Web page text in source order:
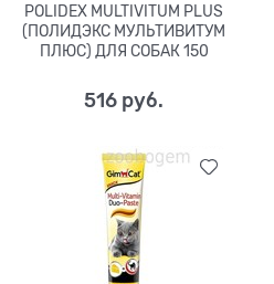
POLIDEX MULTIVITUM PLUS
(ПОЛИДЭКС МУЛЬТИВИТУМ
ПЛЮС) ДЛЯ СОБАК 150
516 руб.